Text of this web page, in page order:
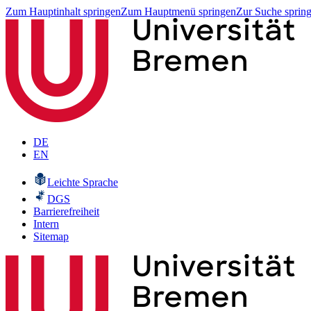
Zum Hauptinhalt springenZum Hauptmenü springenZur Suche
DE
EN
Leichte Sprache
DGS
Barrierefreiheit
Intern
Sitemap